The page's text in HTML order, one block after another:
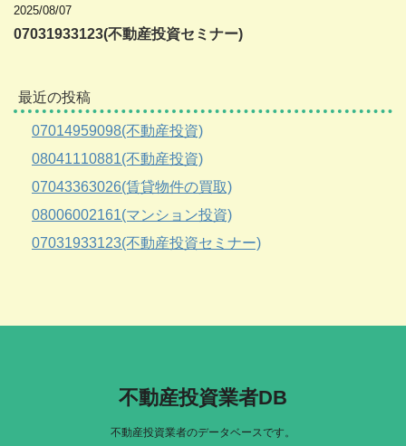
2025/08/07
07031933123(不動産投資セミナー)
最近の投稿
07014959098(不動産投資)
08041110881(不動産投資)
07043363026(賃貸物件の買取)
08006002161(マンション投資)
07031933123(不動産投資セミナー)
不動産投資業者DB
不動産投資業者のデータベースです。